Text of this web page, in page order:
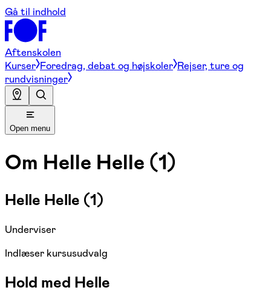
Gå til indhold
Aftenskolen
Kurser Foredrag, debat og højskoler Rejser, ture og
rundvisninger
Open menu
Om Helle Helle (1)
Helle Helle (1)
Underviser
Indlæser kursusudvalg
Hold med Helle